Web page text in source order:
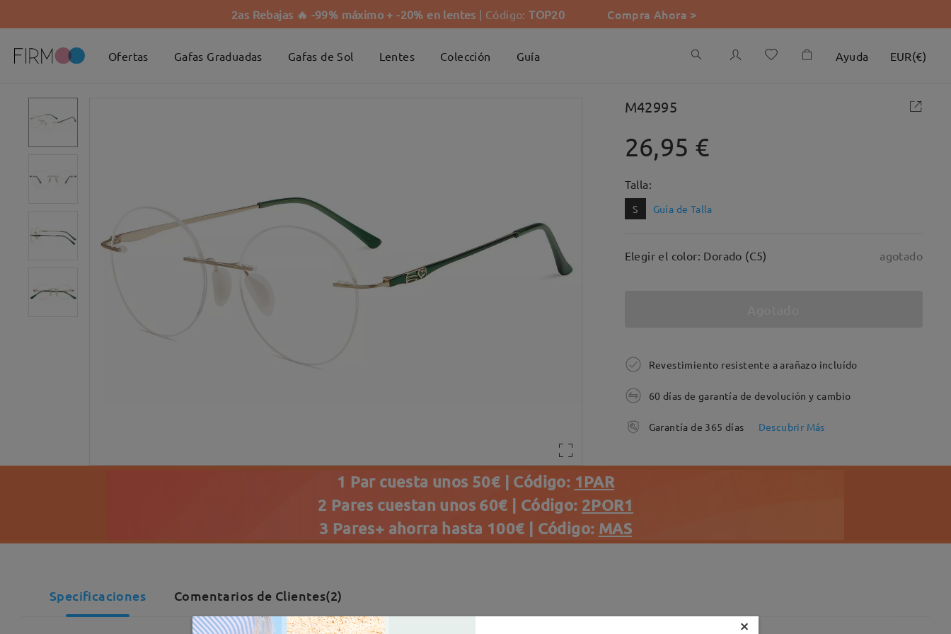
2as Rebajas 🔥 -99% máximo + -20% en lentes | Código:TOP20 Compra Ahora >
Ofertas Gafas Graduadas Gafas de Sol Lentes Colección Guía Ayuda EUR(€)
M42995
26,95 €
Talla:
S Guía de Talla
Elegir el color: Dorado (C5) agotado
Revestimiento resistente a arañazo incluído
60 días de garantía de devolución y cambio
Garantía de 365 días Descubrir Más
1 Par cuesta unos 50€ | Código: 1PAR
2 Pares cuestan unos 60€ | Código: 2POR1
3 Pares+ ahorra hasta 100€ | Código: MAS
Specificaciones Comentarios de Clientes(2)
×